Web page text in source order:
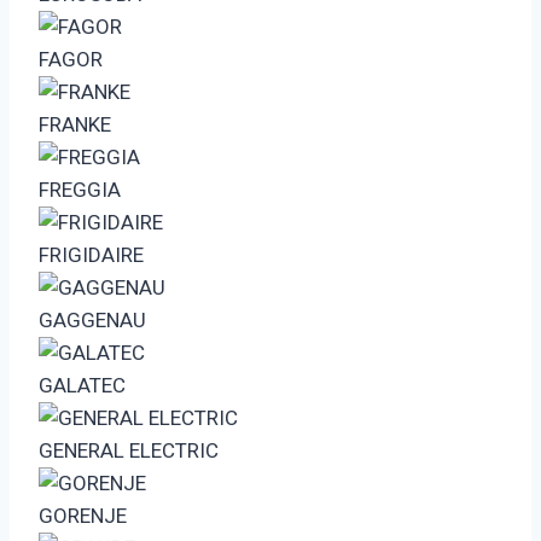
FAGOR
FRANKE
FREGGIA
FRIGIDAIRE
GAGGENAU
GALATEC
GENERAL ELECTRIC
GORENJE